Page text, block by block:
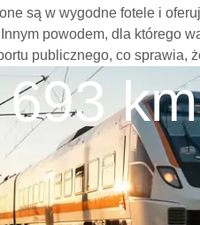
są w wygodne fotele i
powodem, dla którego
publicznego, co sprawia,
693 km